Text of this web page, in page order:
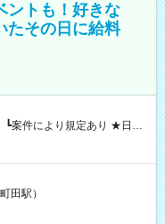
ントも！好きな
たその日に給料
に現金GET♪ お仕事後はコ
【試用期間】試
田駅）